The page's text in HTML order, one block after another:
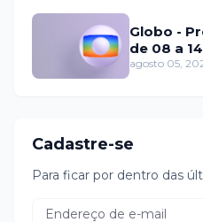
Globo -
de 08 a
agosto 05,
Cadastre-se
Para ficar por dentro das